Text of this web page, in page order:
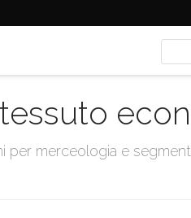
merceologia e